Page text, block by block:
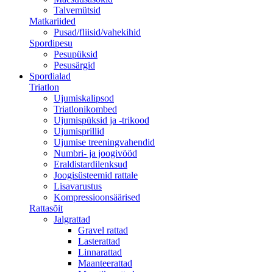
Talvemütsid
Matkariided
Pusad/fliisid/vahekihid
Spordipesu
Pesupüksid
Pesusärgid
Spordialad
Triatlon
Ujumiskalipsod
Triatlonikombed
Ujumispüksid ja -trikood
Ujumisprillid
Ujumise treeningvahendid
Numbri- ja joogivööd
Eraldistardilenksud
Joogisüsteemid rattale
Lisavarustus
Kompressioonsäärised
Rattasõit
Jalgrattad
Gravel rattad
Lasterattad
Linnarattad
Maanteerattad